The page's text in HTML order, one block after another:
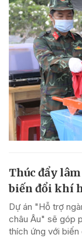
Thúc đẩy
biến đổi khí
Dự án "Hỗ trợ
châu Âu" sẽ góp
thích ứng với biến